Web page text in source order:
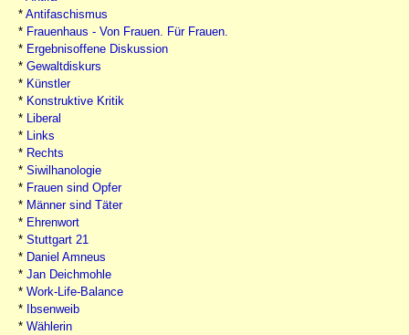
* Antifaschismus
* Frauenhaus - Von Frauen. Für Frauen.
* Ergebnisoffene Diskussion
* Gewaltdiskurs
* Künstler
* Konstruktive Kritik
*
Liberal
*
Links
* Rechts
* Siwilhanologie
* Frauen sind Opfer
* Männer sind Täter
* Ehrenwort
* Stuttgart 21
* Daniel Amneus
* Jan Deichmohle
* Work-Life-Balance
*
Ibsenweib
* Wählerin